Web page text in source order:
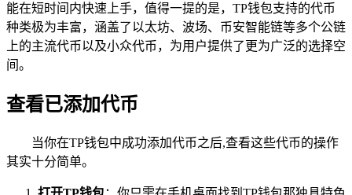
能在短时间内快速上手，值得一提的是，TP钱包支持的代币
种类极为丰富，涵盖了以太坊、波场、币安智能链等多个公链
上的主流代币以及小众代币，为用户提供了更为广泛的选择空
间。
查看已添加代币
当你在TP钱包中成功添加代币之后,查看这些代币的操作
其实十分简单。